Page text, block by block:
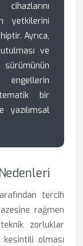
yetkilerini
Ayrıca,
ve
bir
tercih
rağmen
zorluklar
olması